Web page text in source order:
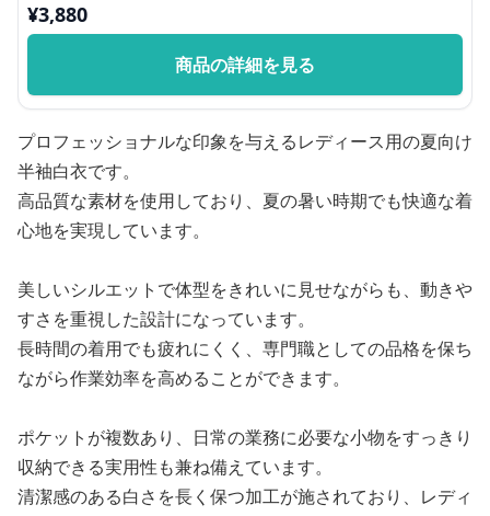
¥3,880
商品の詳細を見る
プロフェッショナルな印象を与えるレディース用の夏向け
半袖白衣です。
高品質な素材を使用しており、夏の暑い時期でも快適な着
心地を実現しています。
美しいシルエットで体型をきれいに見せながらも、動きや
すさを重視した設計になっています。
長時間の着用でも疲れにくく、専門職としての品格を保ち
ながら作業効率を高めることができます。
ポケットが複数あり、日常の業務に必要な小物をすっきり
収納できる実用性も兼ね備えています。
清潔感のある白さを長く保つ加工が施されており、レディ